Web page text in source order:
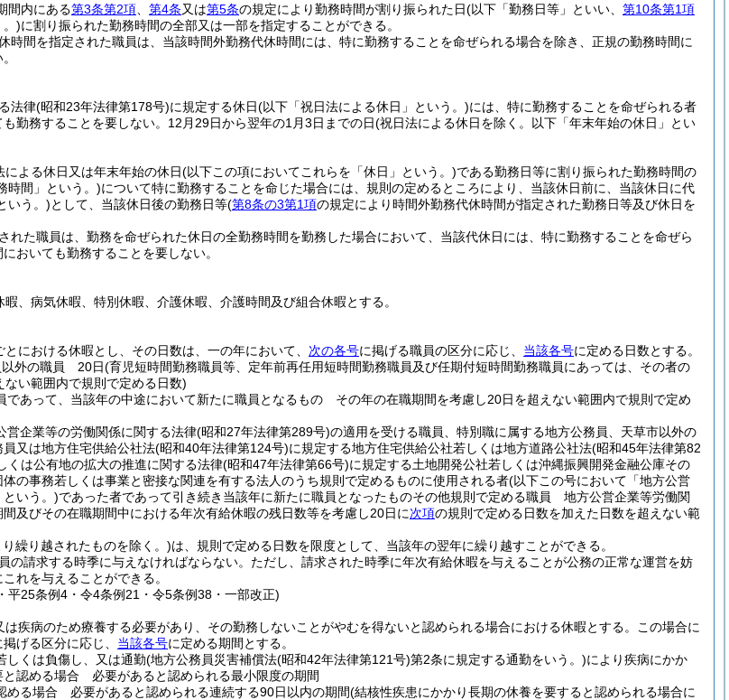
間内にある第3条第2項 第4条又は第5条の規定により勤務時間が割り振られた日(以下「勤務日等」といい、 第10条第1項
。)に割り振られた勤務時間の全部又は一部を指定することができる。
時間を指定された職員は、当該時間外勤務代休時間には、特に勤務することを命ぜられる場合を除き、正規の勤務時間に
法律(昭和23年法律第178号)に規定する休日(以下「祝日法による休日」という。)には、特に勤務することを命ぜられる者
勤務することを要しない。 12月29日から翌年の1月3日までの日(祝日法による休日を除く。以下「年末年始の休日」とい
よる休日又は年末年始の休日(以下この項においてこれらを「休日」という。)である勤務日等に割り振られた勤務時間の
時間」という。)について特に勤務することを命じた場合には、規則の定めるところにより、当該休日前に、当該休日に代
いう。)として、当該休日後の勤務日等(第8条の3第1項の規定により時間外勤務代休時間が指定された勤務日等及び休日を
れた職員は、勤務を命ぜられた休日の全勤務時間を勤務した場合において、当該代休日には、特に勤務することを命ぜら
おいても勤務することを要しない。
、病気休暇、特別休暇、介護休暇、介護時間及び組合休暇とする。
における休暇とし、その日数は、一の年において、 次の各号に掲げる職員の区分に応じ、 当該各号に定める日数とする。
以外の職員 20日(育児短時間勤務職員等、定年前再任用短時間勤務職員及び任期付短時間勤務職員にあっては、その者の
い範囲内で規則で定める日数)
であって、当該年の中途において新たに職員となるもの その年の在職期間を考慮し20日を超えない範囲内で規則で定め
営企業等の労働関係に関する法律(昭和27年法律第289号)の適用を受ける職員、特別職に属する地方公務員、天草市以外の
又は地方住宅供給公社法(昭和40年法律第124号)に規定する地方住宅供給公社若しくは地方道路公社法(昭和45年法律第82
くは公有地の拡大の推進に関する法律(昭和47年法律第66号)に規定する土地開発公社若しくは沖縄振興開発金融公庫その
の事務若しくは事業と密接な関連を有する法人のうち規則で定めるものに使用される者(以下この号において「地方公営
いう。)であった者であって引き続き当該年に新たに職員となったものその他規則で定める職員 地方公営企業等労働関
及びその在職期間中における年次有給休暇の残日数等を考慮し20日に次項の規則で定める日数を加えた日数を超えない範
繰り越されたものを除く。)は、規則で定める日数を限度として、当該年の翌年に繰り越すことができる。
の請求する時季に与えなければならない。 ただし、請求された時季に年次有給休暇を与えることが公務の正常な運営を妨
れを与えることができる。
平25条例4・令4条例21・令5条例38・一部改正)
疾病のため療養する必要があり、その勤務しないことがやむを得ないと認められる場合における休暇とする。
この場合に
掲げる区分に応じ、 当該各号に定める期間とする。
しくは負傷し、又は通勤(地方公務員災害補償法(昭和42年法律第121号)第2条に規定する通勤をいう。)により疾病にかか
と認める場合 必要があると認められる最小限度の期間
める場合 必要があると認められる連続する90日以内の期間(結核性疾患にかかり長期の休養を要すると認められる場合に